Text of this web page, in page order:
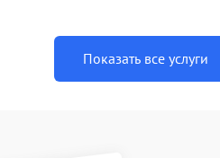
Показать все услуги